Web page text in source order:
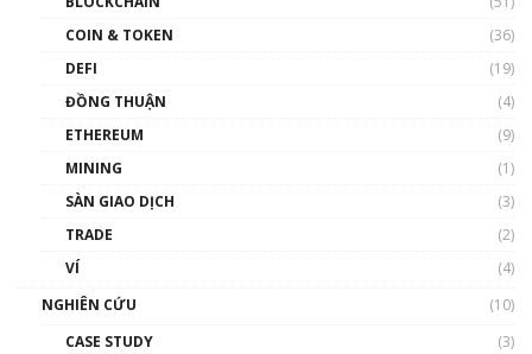
như thể nào?
00:39:31
Phổ cập Blockchain
thống & Crypto qua các cuộc chiến | Phổ cập
COIN & TOKEN
(36)
DEFI
(19)
ĐỒNG THUẬN
(4)
ETHEREUM
(9)
MINING
(1)
SÀN GIAO DỊCH
(3)
TRADE
(2)
VÍ
(4)
NGHIÊN CỨU
(10)
CASE STUDY
(3)